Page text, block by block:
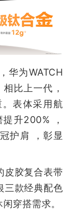
华为WATCH
比上一代，
表体采用航
升200% ，
护肩 ，彰显
皮胶复合表带
三款经典配色
穿搭需求。